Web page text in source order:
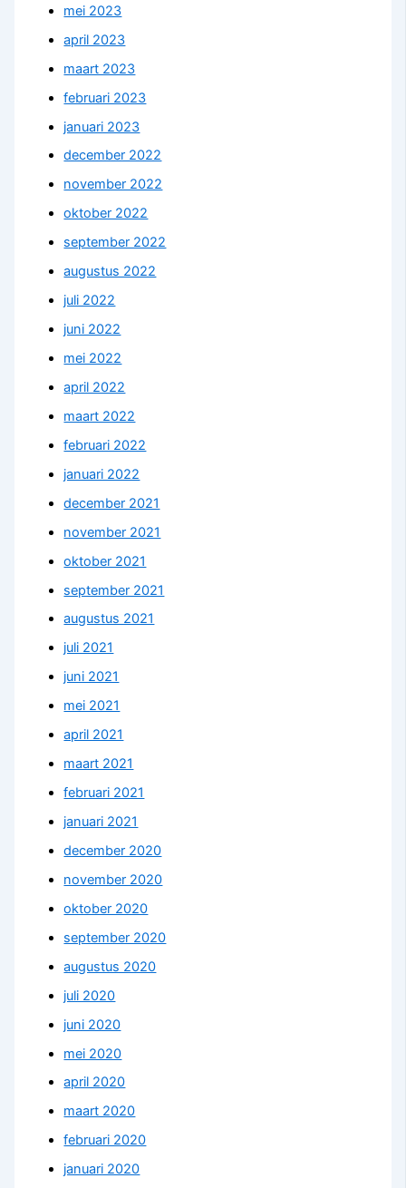
mei 2023
april 2023
maart 2023
februari 2023
januari 2023
december 2022
november 2022
oktober 2022
september 2022
augustus 2022
juli 2022
juni 2022
mei 2022
april 2022
maart 2022
februari 2022
januari 2022
december 2021
november 2021
oktober 2021
september 2021
augustus 2021
juli 2021
juni 2021
mei 2021
april 2021
maart 2021
februari 2021
januari 2021
december 2020
november 2020
oktober 2020
september 2020
augustus 2020
juli 2020
juni 2020
mei 2020
april 2020
maart 2020
februari 2020
januari 2020